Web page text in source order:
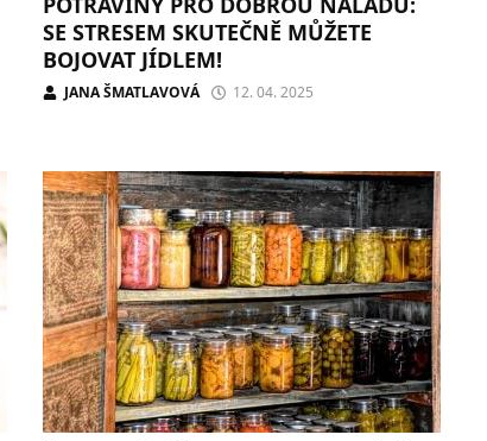
SE STRESEM SKUTEČNĚ MŮŽETE
BOJOVAT JÍDLEM!
JANA ŠMATLAVOVÁ 12. 04. 2025